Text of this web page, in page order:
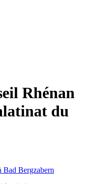
Rhénan
du